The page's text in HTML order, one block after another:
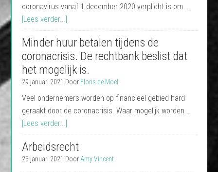
coronavirus vanaf 1 december 2020 verplicht is om …
[Lees verder...]
Minder huur betalen tijdens de
coronacrisis. De rechtbank beslist dat
het mogelijk is.
29 januari 2021 Door Floris de Moel
Veel ondernemers worden op financieel gebied hard
geraakt door de coronacrisis. Waar mogelijk worden …
[Lees verder...]
Arbeidsrecht
25 januari 2021 Door Amy Vincent